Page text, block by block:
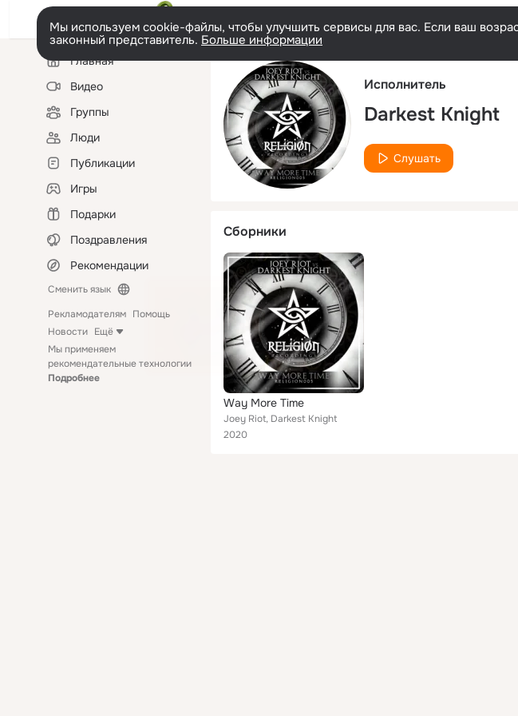
Мы используем cookie-файлы, чтобы улучшить сервисы для вас. Если ваш
законный представитель. Больше информации
Левая
колонкаГлавная
Видео
Группы
Люди
Публикации
Игры
Подарки
Поздравления
Рекомендации
Сменить язык
Рекламодателям Помощь
Новости Ещё
Мы применяем
рекомендательные технологии
Подробнее
Исполнитель
Darkest Knight
Слушать
Сборники
Way More Time
Joey Riot, Darkest Knight
2020